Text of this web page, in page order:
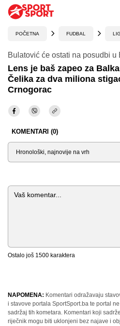
POČETNA FUDBAL
Bulatović će ostati na posudbi u
Lens je baš zapeo za
Čelika za dva miliona
Crnogorac
KOMENTARI (0)
Sortiraj
Komentar
Ostalo još 1500 karaktera
NAPOMENA: Komentari odražavaju
i stavove portala SportSport.ba te portal
sadržaj tih kometara. Komentari koji
riječnik mogu biti uklonjeni bez najave i